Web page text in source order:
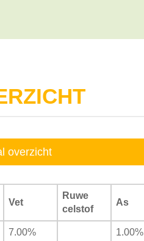
overzicht
Vet
Ruwe
celstof
As
7.00% 1.00%